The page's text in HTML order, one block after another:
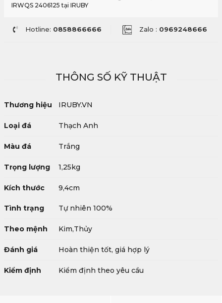
IRWQS 2406125 tại IRUBY
Hotline: 0858866666 Zalo : 0969248666
THÔNG SỐ KỸ THUẬT
Thương hiệu IRUBY.VN
Loại đá Thạch Anh
Màu đá Trắng
Trọng lượng 1,25kg
Kích thước 9,4cm
Tình trạng Tự nhiên 100%
Theo mệnh Kim,Thủy
Đánh giá Hoàn thiện tốt, giá hợp lý
Kiểm định Kiểm định theo yêu cầu